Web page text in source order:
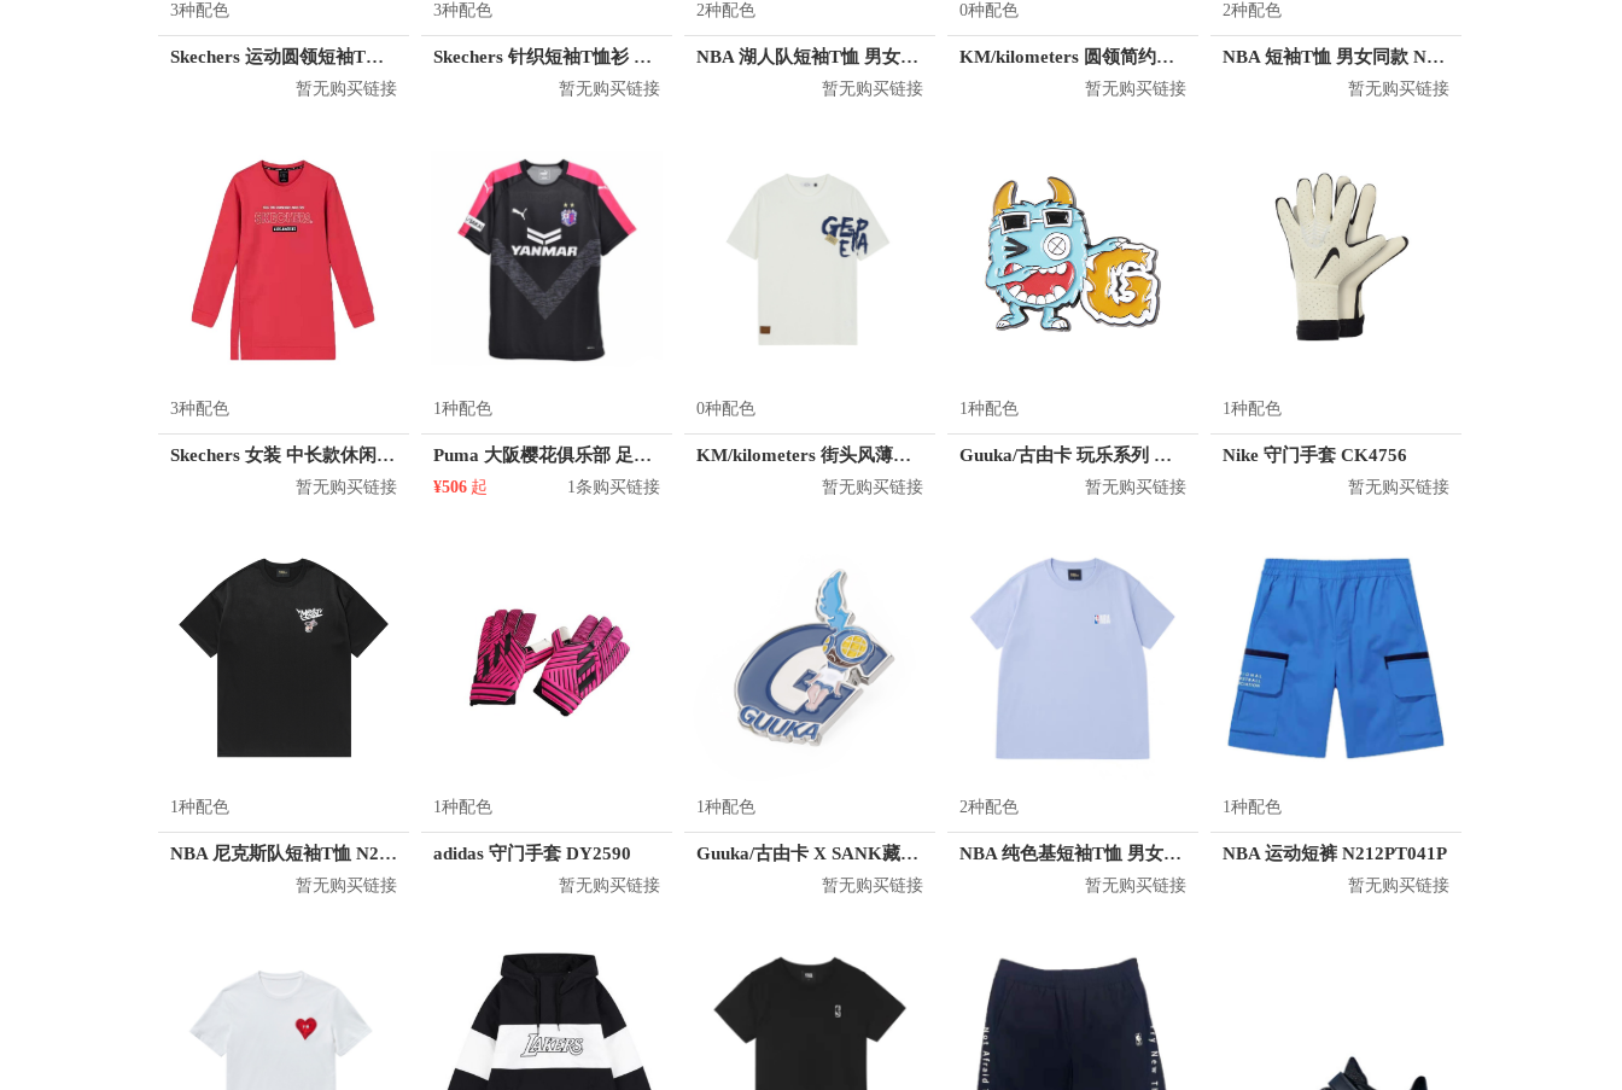
3种配色
Skechers 运动圆领短袖T恤 男女同款 L221U062
暂无购买链接
3种配色
Skechers 针织短袖T恤衫 男女同款 L221U096
暂无购买链接
2种配色
NBA 湖人队短袖T恤 男女同款 N212TS052P
暂无购买链接
0种配色
KM/kilometers 圆领简约短袖T恤 M2X2108073
暂无购买链接
2种配色
NBA 短袖T恤 男女同款 N202TS121P
暂无购买链接
3种配色
Skechers 女装 中长款休闲运动卫衣 L120W004
暂无购买链接
1种配色
Puma 大阪樱花俱乐部 足球球衣
¥506 起 1条购买链接
0种配色
KM/kilometers 街头风薄款印花短袖T恤 男女同款 M2X2108248
暂无购买链接
1种配色
Guuka/古由卡 玩乐系列 小怪兽系列 R2317
暂无购买链接
1种配色
Nike 守门手套 CK4756
暂无购买链接
1种配色
NBA 尼克斯队短袖T恤 N212TS112P
暂无购买链接
1种配色
adidas 守门手套 DY2590
暂无购买链接
1种配色
Guuka/古由卡 X SANK藏克 联名金属胸章 R2410
暂无购买链接
2种配色
NBA 纯色基短袖T恤 男女同款 N202TS011P
暂无购买链接
1种配色
NBA 运动短裤 N212PT041P
暂无购买链接